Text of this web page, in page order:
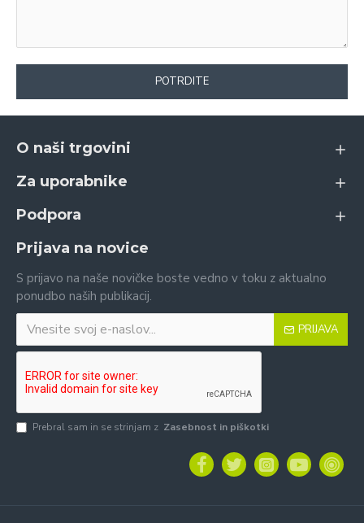
POTRDITE
O naši trgovini
Za uporabnike
Podpora
Prijava na novice
S prijavo na naše novičke boste vedno v toku z aktualno
ponudbo naših publikacij.
PRIJAVA
Prebral sam in se strinjam z Zasebnost in piškotki